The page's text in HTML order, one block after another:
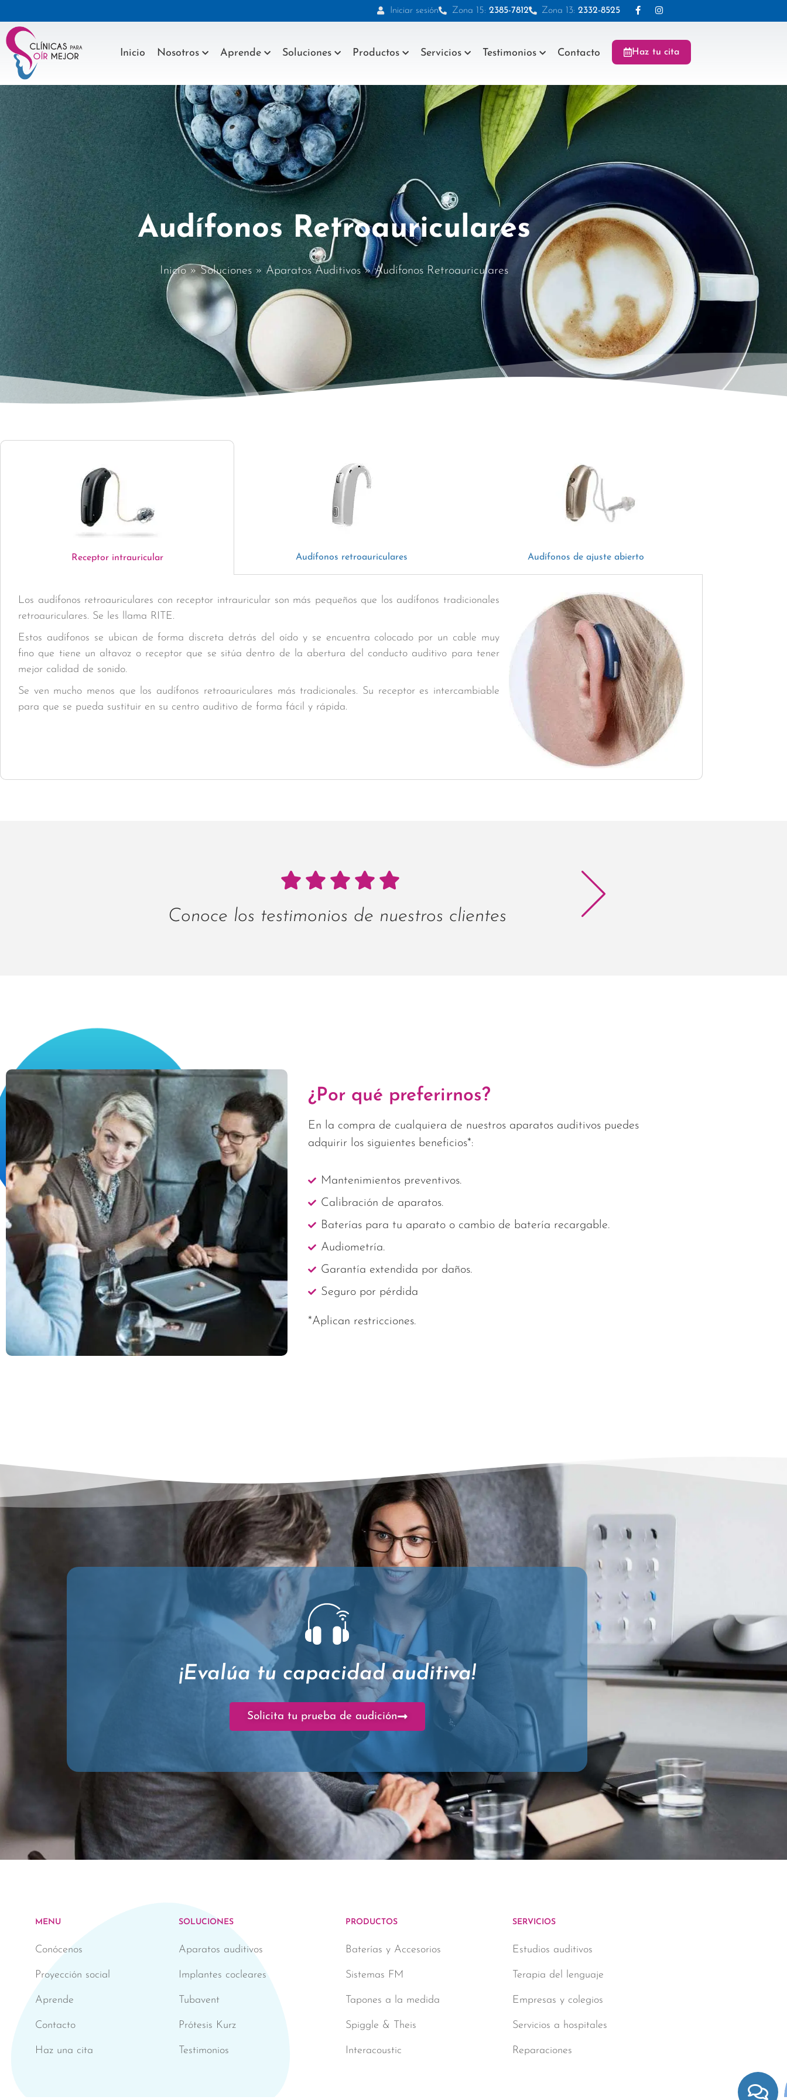
Iniciar sesión Zona 15: 2385-7812 Zona 13: 2332-8525
Inicio Nosotros Aprende Soluciones Productos Servicios Testimonios Contacto Haz tu cita
Audífonos Retroauriculares​
Inicio» Soluciones» Aparatos Auditivos»Audífonos Retroauriculares​
Receptor intrauricular Audífonos retroauriculares Audífonos de ajuste abierto
Los audífonos retroauriculares con receptor intrauricular son más pequeños que los audífonos tradicionales
retroauriculares. Se les llama RITE.
Estos audífonos se ubican de forma discreta detrás del oído y se encuentra colocado por un cable muy
fino que tiene un altavoz o receptor que se sitúa dentro de la abertura del conducto auditivo para tener
mejor calidad de sonido.
Se ven mucho menos que los audífonos retroauriculares más tradicionales. Su receptor es intercambiable
para que se pueda sustituir en su centro auditivo de forma fácil y rápida.
Conoce los testimonios de nuestros clientes
¿Por qué preferirnos?
En la compra de cualquiera de nuestros aparatos auditivos puedes
adquirir los siguientes beneficios*:
Mantenimientos preventivos.
Calibración de aparatos.
Baterías para tu aparato o cambio de batería recargable.
Audiometría.
Garantía extendida por daños.
Seguro por pérdida
*Aplican restricciones.
¡Evalúa tu capacidad auditiva!
Solicita tu prueba de audición
MENU
Conócenos
Proyección social
Aprende
Contacto
Haz una cita
SOLUCIONES
Aparatos auditivos
Implantes cocleares
Tubavent
Prótesis Kurz
Testimonios
PRODUCTOS
Baterías y Accesorios
Sistemas FM
Tapones a la medida
Spiggle & Theis
Interacoustic
SERVICIOS
Estudios auditivos
Terapia del lenguaje
Empresas y colegios
Servicios a hospitales
Reparaciones